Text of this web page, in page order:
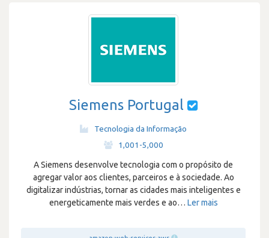
Siemens Portugal
Tecnologia da Informação
1,001-5,000
A Siemens desenvolve tecnologia com o propósito de
agregar valor aos clientes, parceiros e à sociedade. Ao
digitalizar indústrias, tornar as cidades mais inteligentes e
energeticamente mais verdes e ao… Ler mais